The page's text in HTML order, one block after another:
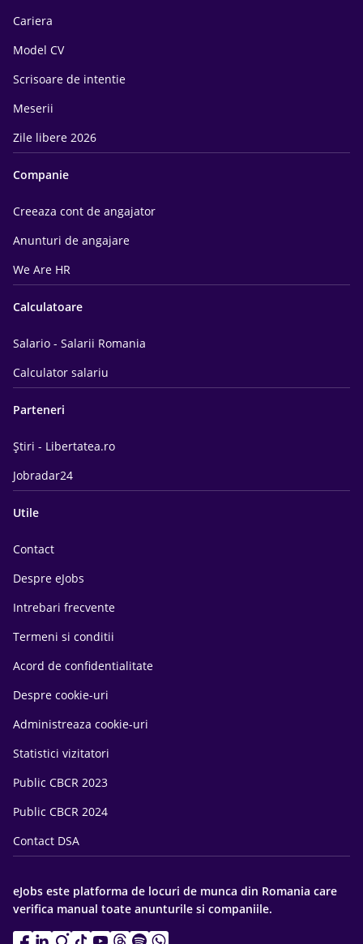
Cariera
Model CV
Scrisoare de intentie
Meserii
Zile libere 2026
Companie
Creeaza cont de angajator
Anunturi de angajare
We Are HR
Calculatoare
Salario - Salarii Romania
Calculator salariu
Parteneri
Știri - Libertatea.ro
Jobradar24
Utile
Contact
Despre eJobs
Intrebari frecvente
Termeni si conditii
Acord de confidentialitate
Despre cookie-uri
Administreaza cookie-uri
Statistici vizitatori
Public CBCR 2023
Public CBCR 2024
Contact DSA
eJobs este platforma de locuri de munca din Romania care
verifica manual toate anunturile si companiile.